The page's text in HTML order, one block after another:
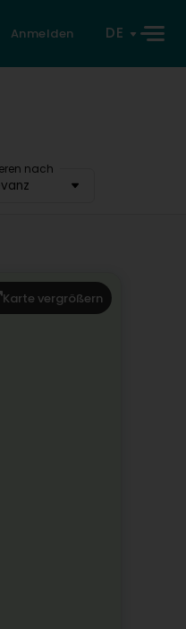
Anmelden DE
nach
Karte vergrößern